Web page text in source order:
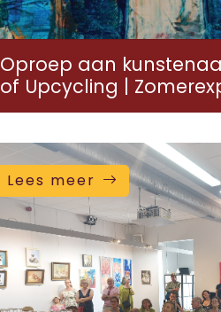
Oproep aan
of Upcycling |
Lees meer